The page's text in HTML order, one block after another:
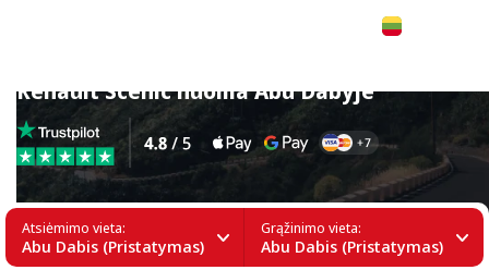
Renault Scenic nuoma Abu Dabyje
Atsiėmimo vieta:
Abu Dabis (Pristatymas)
Grąžinimo vieta:
Abu Dabis (Pristatymas)